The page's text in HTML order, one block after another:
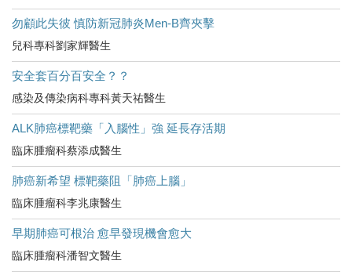
勿顧此失彼 慎防新冠肺炎Men-B齊夾擊
兒科專科劉家輝醫生
安全套百分百安全？？
感染及傳染病科專科黃天祐醫生
ALK肺癌標靶藥「入腦性」強 延長存活期
臨床腫瘤科蔡添成醫生
肺癌新希望 標靶藥阻「肺癌上腦」
臨床腫瘤科李兆康醫生
早期肺癌可根治 愈早發現機會愈大
臨床腫瘤科潘智文醫生